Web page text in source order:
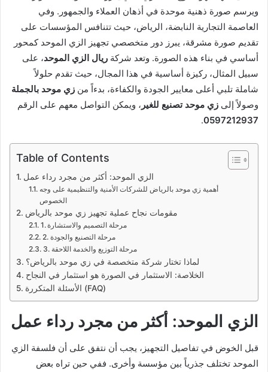
ويرسم صورة ذهنية موحدة في أذهان العملاء والجمهور. وفي
العاصمة التجارية النابضة، الرياض، حيث تتنافس المؤسسات على
تقديم صورة مشرقة، يبرز دور متخصصي تجهيز الزي الموحد كمحور
أساسي في بناء هذه الصورة. وتعد شركة ريال الزي الموحد، على
سبيل المثال، ركيزة أساسية في هذا المجال، حيث تقدم حلولاً
شاملة تلبي أعلى معايير الجودة والكفاءة، بدءاً من زي موحد بالجملة
وصولاً إلى زي موحد تصنيع للغير ، ويمكن التواصل معهم على الرقم
0597212937
.
Table of Contents
الزي الموحد: أكثر من مجرد رداء عمل
أهمية زي موحد بالرياض للشركات الأمنية والتنظيمية على وجه
الخصوص
مقومات نجاح عملية تجهيز زي موحد بالرياض
1. مرحلة التصميم والاستشارة
2. مرحلة التصنيع والجودة
3. مرحلة التوزيع والخدمة اللاحقة
لماذا تختار شركة متخصصة في زي موحد بالرياض؟
الخلاصة: الاستثمار في الصورة هو استثمار في النجاح
الأسئلة المتكررة (FAQ)
الزي الموحد: أكثر من مجرد رداء عمل
قبل الخوض في تفاصيل التجهيز، يجب أن نتفق على أن فلسفة الزي
الموحد تختلف جذرياً بين مؤسسة وأخرى. ففي حين تراه بعض